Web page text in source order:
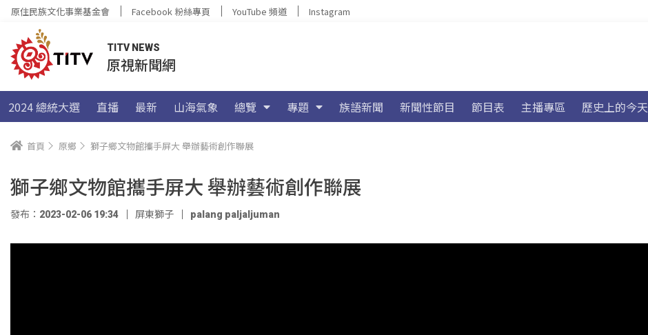
原住民族文化事業基金會 Facebook 粉絲專頁 YouTube 頻道 Instagram
TITV NEWS
原視新聞網
2024 總統大選 直播 最新 山海氣象 總覽 專題 族語新聞 新聞性節目 節目表 主播專區 歷史上的今天
首頁 原鄉 獅子鄉文物館攜手屏大 舉辦藝術創作聯展
獅子鄉文物館攜手屏大 舉辦藝術創作聯展
發布：2023-02-06 19:34 屏東獅子 palang paljaljuman